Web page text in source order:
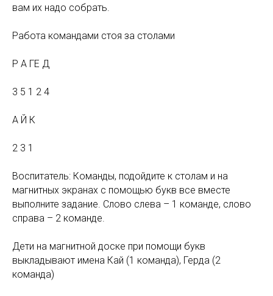
вам их надо собрать.
Работа командами стоя за столами
Р А ГЕ Д
3 5 1 2 4
А Й К
2 3 1
Воспитатель: Команды, подойдите к столам и на
магнитных экранах с помощью букв все вместе
выполните задание. Слово слева – 1 команде, слово
справа – 2 команде.
Дети на магнитной доске при помощи букв
выкладывают имена Кай (1 команда), Герда (2
команда)